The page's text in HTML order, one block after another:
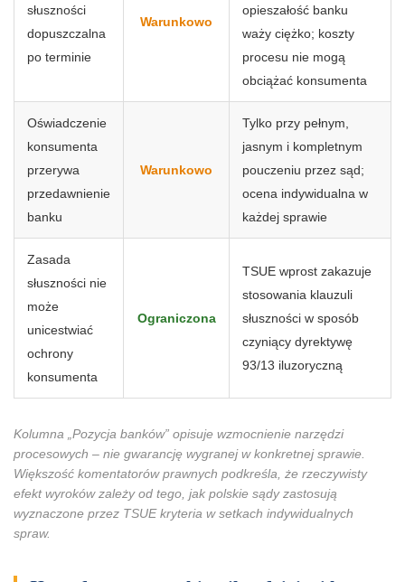
słuszności
dopuszczalna
po terminie
Warunkowo
opieszałość banku
waży ciężko; koszty
procesu nie mogą
obciążać konsumenta
Oświadczenie
konsumenta
przerywa
przedawnienie
banku
Warunkowo
Tylko przy pełnym,
jasnym i kompletnym
pouczeniu przez sąd;
ocena indywidualna w
każdej sprawie
Zasada
słuszności nie
może
unicestwiać
ochrony
konsumenta
Ograniczona
TSUE wprost zakazuje
stosowania klauzuli
słuszności w sposób
czyniący dyrektywę
93/13 iluzoryczną
Kolumna „Pozycja banków” opisuje wzmocnienie narzędzi
procesowych – nie gwarancję wygranej w konkretnej sprawie.
Większość komentatorów prawnych podkreśla, że rzeczywisty
efekt wyroków zależy od tego, jak polskie sądy zastosują
wyznaczone przez TSUE kryteria w setkach indywidualnych
spraw.